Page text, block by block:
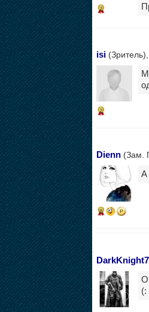
2
isi(Зритель),
2
Dienn(Зам.
8
А
(: